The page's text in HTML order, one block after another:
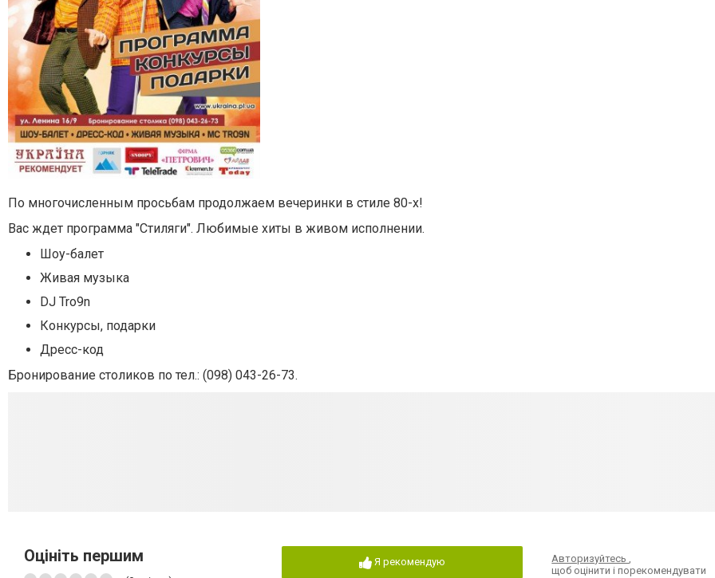
По многочисленным просьбам продолжаем вечеринки в стиле 80-х!
Вас ждет программа "Стиляги". Любимые хиты в живом исполнении.
Шоу-балет
Живая музыка
DJ Tro9n
Конкурсы, подарки
Дресс-код
Бронирование столиков по тел.: (098) 043-26-73.
Оцініть першим Я рекомендую Авторизуйтесь
щоб оцінити і порекомендувати